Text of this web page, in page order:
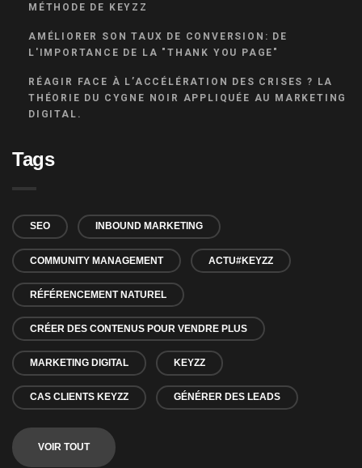
MÉTHODE DE KEYZZ
AMÉLIORER SON TAUX DE CONVERSION: DE
L'IMPORTANCE DE LA "THANK YOU PAGE"
RÉAGIR FACE À L’ACCÉLÉRATION DES CRISES ? LA
THÉORIE DU CYGNE NOIR APPLIQUÉE AU MARKETING
DIGITAL.
Tags
SEO INBOUND MARKETING
COMMUNITY MANAGEMENT ACTU#KEYZZ
RÉFÉRENCEMENT NATUREL
CRÉER DES CONTENUS POUR VENDRE PLUS
MARKETING DIGITAL KEYZZ
CAS CLIENTS KEYZZ GÉNÉRER DES LEADS
VOIR TOUT